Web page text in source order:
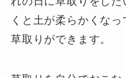
くと土が柔らかくな
草取りができます。